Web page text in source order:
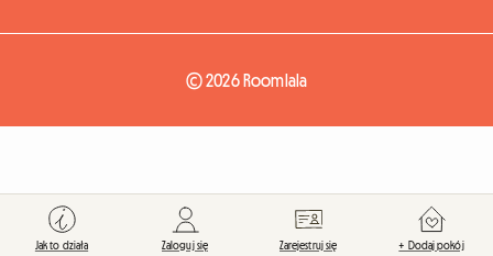
© 2026 Roomlala
Jak to działa Zaloguj się Zarejestruj się + Dodaj pokój